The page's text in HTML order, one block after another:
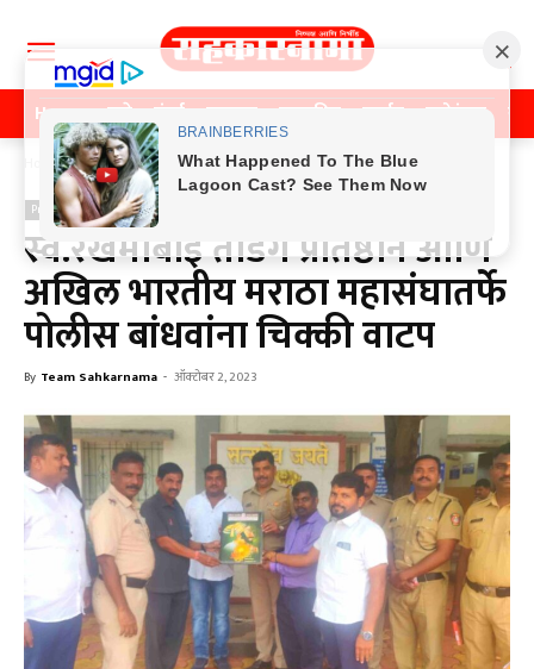
Home पुणे मुंबई महाराष्ट्र राजकीय क्राईम मनोरंजन
Home Previos News
Previos News
स्व.रखमाबाई ताडगे प्रतिष्ठान आणि
अखिल भारतीय मराठा महासंघातर्फे
पोलीस बांधवांना चिक्की वाटप
By Team Sahkarnama - ऑक्टोबर 2, 2023